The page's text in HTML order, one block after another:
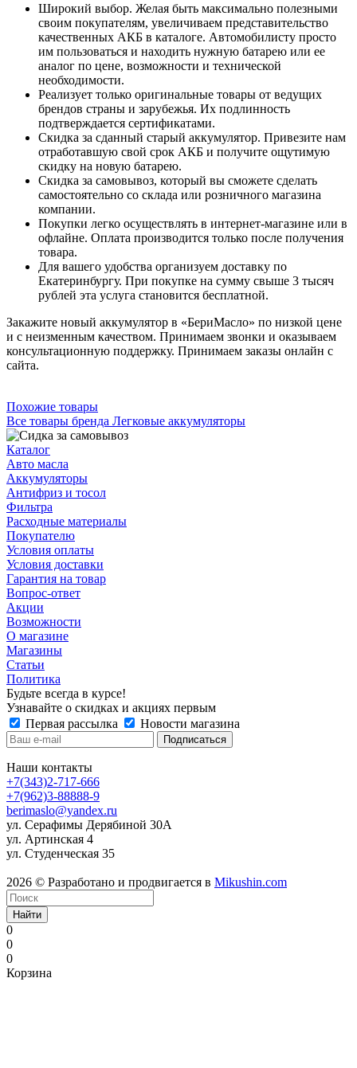
Широкий выбор. Желая быть максимально полезными
своим покупателям, увеличиваем представительство
качественных АКБ в каталоге. Автомобилисту просто
им пользоваться и находить нужную батарею или ее
аналог по цене, возможности и технической
необходимости.
Реализует только оригинальные товары от ведущих
брендов страны и зарубежья. Их подлинность
подтверждается сертификатами.
Скидка за сданный старый аккумулятор. Привезите нам
отработавшую свой срок АКБ и получите ощутимую
скидку на новую батарею.
Скидка за самовывоз, который вы сможете сделать
самостоятельно со склада или розничного магазина
компании.
Покупки легко осуществлять в интернет-магазине или в
офлайне. Оплата производится только после получения
товара.
Для вашего удобства организуем доставку по
Екатеринбургу. При покупке на сумму свыше 3 тысяч
рублей эта услуга становится бесплатной.
Закажите новый аккумулятор в «БериМасло» по низкой цене
и с неизменным качеством. Принимаем звонки и оказываем
консультационную поддержку. Принимаем заказы онлайн с
сайта.
Похожие товары
Все товары бренда Легковые аккумуляторы
Каталог
Авто масла
Аккумуляторы
Антифриз и тосол
Фильтра
Расходные материалы
Покупателю
Условия оплаты
Условия доставки
Гарантия на товар
Вопрос-ответ
Акции
Возможности
О магазине
Магазины
Статьи
Политика
Будьте всегда в курсе!
Узнавайте о скидках и акциях первым
Первая рассылка
Новости магазина
Наши контакты
+7(343)2-717-666
+7(962)3-88888-9
berimaslo@yandex.ru
ул. Серафимы Дерябиной 30А
ул. Артинская 4
ул. Студенческая 35
2026 © Разработано и продвигается в Mikushin.com
Найти
0
0
0
Корзина